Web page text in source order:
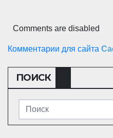
Comments are disabled
Комментарии для сайта
ПОИСК